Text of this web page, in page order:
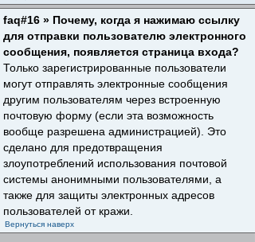
faq#16 » Почему, когда я нажимаю ссылку
для отправки пользователю электронного
сообщения, появляется страница входа?
Только зарегистрированные пользователи
могут отправлять электронные сообщения
другим пользователям через встроенную
почтовую форму (если эта возможность
вообще разрешена администрацией). Это
сделано для предотвращения
злоупотреблений использования почтовой
системы анонимными пользователями, а
также для защиты электронных адресов
пользователей от кражи.
Вернуться наверх